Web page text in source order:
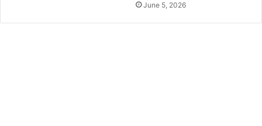
June 5, 2026